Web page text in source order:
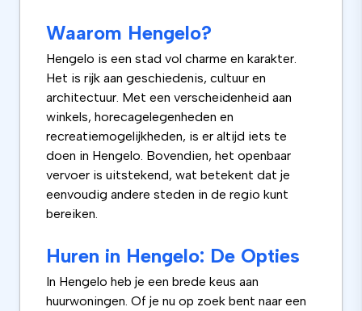
Waarom Hengelo?
Hengelo is een stad vol charme en karakter.
Het is rijk aan geschiedenis, cultuur en
architectuur. Met een verscheidenheid aan
winkels, horecagelegenheden en
recreatiemogelijkheden, is er altijd iets te
doen in Hengelo. Bovendien, het openbaar
vervoer is uitstekend, wat betekent dat je
eenvoudig andere steden in de regio kunt
bereiken.
Huren in Hengelo: De Opties
In Hengelo heb je een brede keus aan
huurwoningen. Of je nu op zoek bent naar een